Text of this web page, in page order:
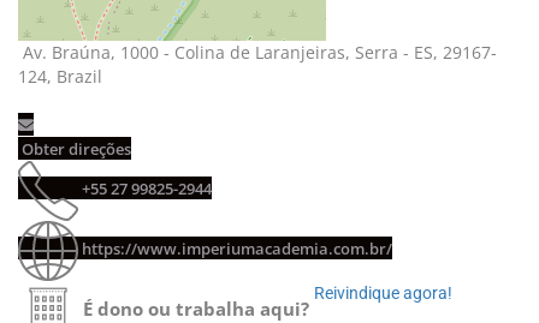
Av. Braúna, 1000 - Colina de Laranjeiras, Serra - ES, 29167-
124, Brazil
Obter direções
+55 27 99825-2944
https://www.imperiumacademia.com.br/
É dono ou trabalha aqui?
Reivindique agora!